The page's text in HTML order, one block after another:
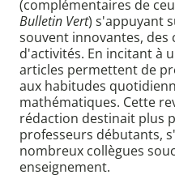
(complémentaires de
Bulletin Vert) s'appuyant
souvent innovantes, des
d'activités. En incitant à
articles permettent de
aux habitudes
mathématiques. Cette
rédaction destinait plus
professeurs débutants,
nombreux collègues
enseignement.